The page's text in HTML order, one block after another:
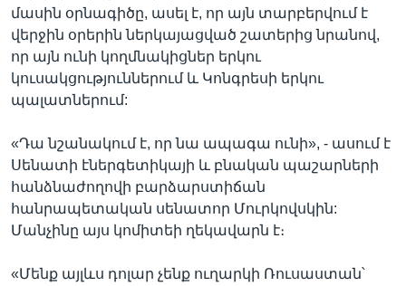
մասին օրնագիծը, ասել է, որ այն տարբերվում է
վերջին օրերին ներկայացված շատերից նրանով,
որ այն ունի կողմնակիցներ երկու
կուսակցություններում և Կոնգրեսի երկու
պալատներում:
«Դա նշանակում է, որ նա ապագա ունի», - ասում է
Սենատի էներգետիկայի և բնական պաշարների
հանձնաժողովի բարձարստիճան
հանրապետական սենատոր Մուրկովսկին:
Մանչինը այս կոմիտեի ղեկավարն է։
«Մենք այլևս դոլար չենք ուղարկի Ռուսաստան՝